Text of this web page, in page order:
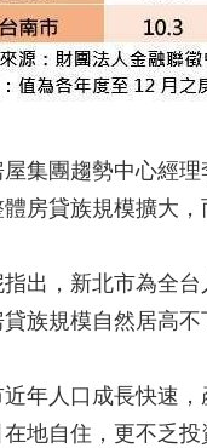
屋集團趨勢中心經
房貸族規模擴大
出，新北市為全
族規模自然居高不
近年人口成長快速
地自住，更不乏投